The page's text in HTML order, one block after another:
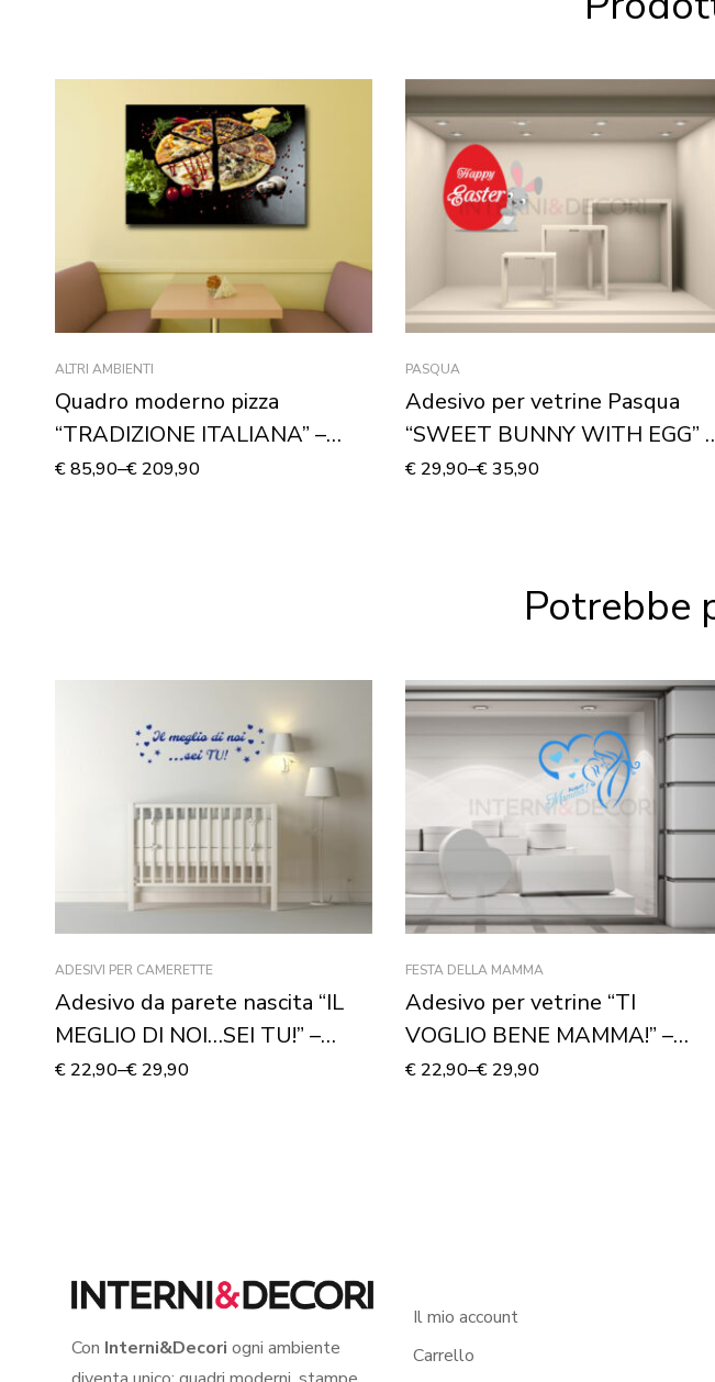
ALTRI AMBIENTI
Quadro moderno pizza
“TRADIZIONE ITALIANA” –
Stampa su tela
€85,90–€ 209,90
PASQUA
Adesivo per vetrine Pasqua
“SWEET BUNNY WITH EGG” –
Vetrofania
€29,90–€35,90
Potrebbe
ADESIVI PER CAMERETTE
Adesivo da parete nascita “IL
MEGLIO DI NOI…SEI TU!” –
Adesivo murale
€ 22,90–€ 29,90
FESTA DELLA MAMMA
Adesivo per vetrine “TI
VOGLIO BENE MAMMA!” –
Vetrofania
€22,90–€29,90
Con Interni&Decori ogni ambiente
Il mio account
Carrello